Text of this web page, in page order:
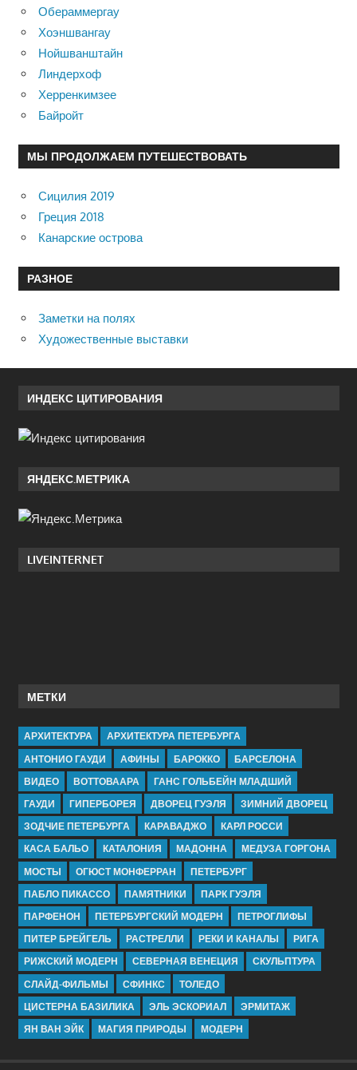
Обераммергау
Хоэншвангау
Нойшванштайн
Линдерхоф
Херренкимзее
Байройт
МЫ ПРОДОЛЖАЕМ ПУТЕШЕСТВОВАТЬ
Сицилия 2019
Греция 2018
Канарские острова
РАЗНОЕ
Заметки на полях
Художественные выставки
ИНДЕКС ЦИТИРОВАНИЯ
ЯНДЕКС.МЕТРИКА
LIVEINTERNET
МЕТКИ
АРХИТЕКТУРА
АРХИТЕКТУРА ПЕТЕРБУРГА
АНТОНИО ГАУДИ
АФИНЫ БАРОККО
БАРСЕЛОНА
ВИДЕО
ВОТТОВААРА
ГАНС ГОЛЬБЕЙН МЛАДШИЙ
ГАУДИ
ГИПЕРБОРЕЯ ДВОРЕЦ ГУЭЛЯ
ЗИМНИЙ ДВОРЕЦ
ЗОДЧИЕ ПЕТЕРБУРГА
КАРАВАДЖО
КАРЛ РОССИ
КАСА БАЛЬО
КАТАЛОНИЯ МАДОННА
МЕДУЗА ГОРГОНА
МОСТЫ
ОГЮСТ МОНФЕРРАН
ПЕТЕРБУРГ
ПАБЛО ПИКАССО
ПАМЯТНИКИ
ПАРК ГУЭЛЯ
ПАРФЕНОН
ПЕТЕРБУРГСКИЙ МОДЕРН
ПЕТРОГЛИФЫ
ПИТЕР БРЕЙГЕЛЬ
РАСТРЕЛЛИ РЕКИ И КАНАЛЫ
РИГА
РИЖСКИЙ МОДЕРН
СЕВЕРНАЯ ВЕНЕЦИЯ
СКУЛЬПТУРА
СЛАЙД-ФИЛЬМЫ
СФИНКС
ТОЛЕДО
ЦИСТЕРНА БАЗИЛИКА
ЭЛЬ ЭСКОРИАЛ
ЭРМИТАЖ
ЯН ВАН ЭЙК
МАГИЯ ПРИРОДЫ МОДЕРН